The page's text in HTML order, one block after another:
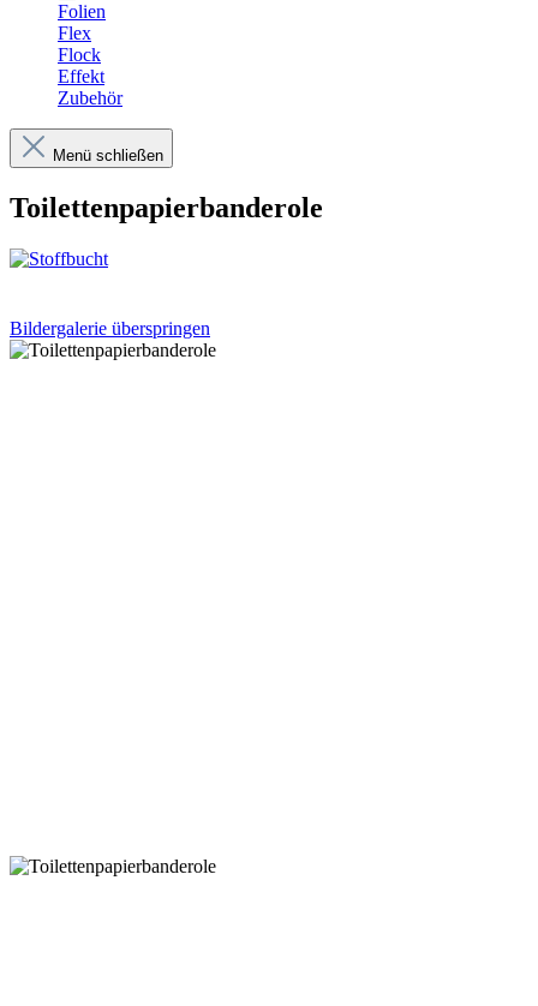
Folien
Flex
Flock
Effekt
Zubehör
Menü schließen
Toilettenpapierbanderole
Bildergalerie überspringen